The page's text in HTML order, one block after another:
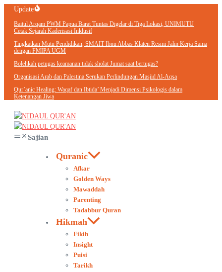
Lewati
konten
Update
Baitul Arqam PWM Papua Barat Tuntas Digelar di Tiga Lokasi, UNIMUTU
Cetak Sejarah Kaderisasi Inklusif
Tingkatkan Mutu Pendidikan, SMAIT Ibnu Abbas Klaten Resmi Jalin Kerja Sama
dengan FMIPA UGM
Bolehkah petugas keamanan tidak sholat Jumat saat bertugas?
Organisasi Arab dan Palestina Serukan Perlindungan Masjid Al-Aqsa
Qur’anic Healing: Waqaf dan Ibtida’ Menjadi Dimensi Psikologis dalam
Ketenangan Jiwa
Sajian
Quranic
Afkar
Golden Ways
Mawaddah
Parenting
Tadabbur Quran
Hikmah
Fikih
Insight
Puisi
Tarikh